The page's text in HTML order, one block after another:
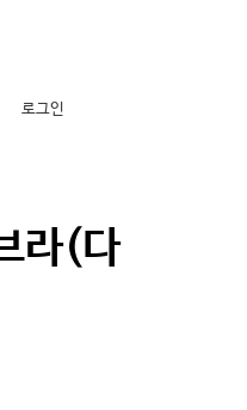
로그인
라(다